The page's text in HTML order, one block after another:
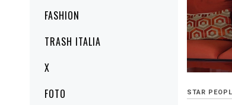
FASHION
TRASH ITALIA
X
FOTO
STAR